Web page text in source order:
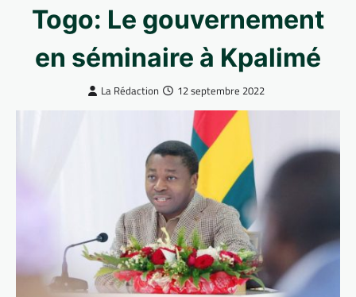
Togo: Le gouvernement
en séminaire à Kpalimé
La Rédaction 12 septembre 2022